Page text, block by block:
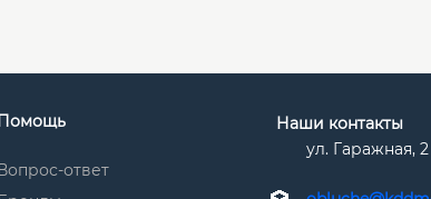
Помощь
Вопрос-ответ
Наши контакты
ул. Гаражная, 2